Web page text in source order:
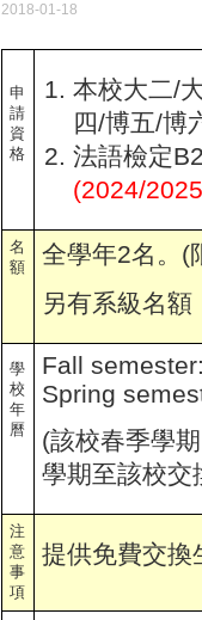
2018-01-18
申
請
資
格
本校大二/
四/博五/博
法語檢定
(2024/
名
額
全學年2名。(
另有系級名
學
校
年
曆
Fall
Spring
(該校春季學
學期至該校交
注
意
事
項
提供免費交換